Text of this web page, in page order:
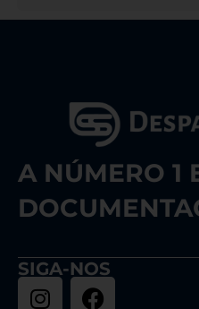
A NÚMERO 1
SIGA-NOS